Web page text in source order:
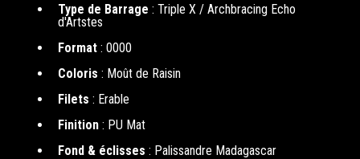
Type de Barrage : Triple X / Archbracing Echo
d'Artstes
Format : 0000
Coloris : Moût de Raisin
Filets : Erable
Finition : PU Mat
Fond & éclisses : Palissandre Madagascar